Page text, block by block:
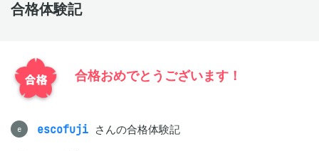
合格体験記
合格おめでとうございます！
e escofuji さんの合格体験記